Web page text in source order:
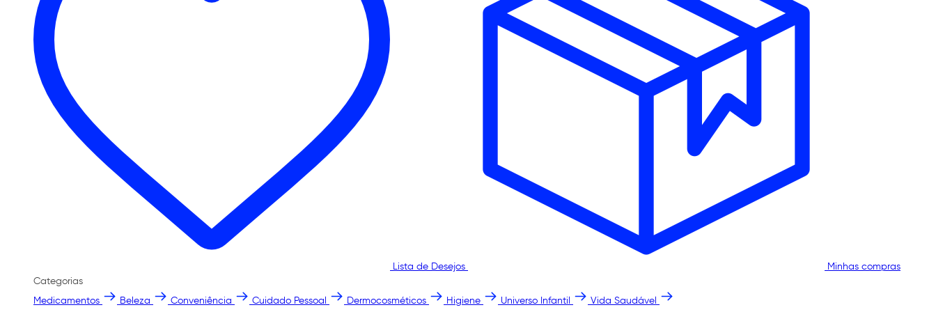
Lista de Desejos
Minhas compras
Categorias
Medicamentos
Beleza Conveniência Cuidado Pessoal Dermocosméticos Higiene Universo Infantil Vida Saudável